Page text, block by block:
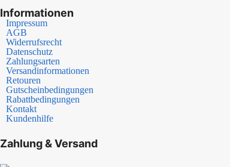
Informationen
Impressum
AGB
Widerrufsrecht
Datenschutz
Zahlungsarten
Versandinformationen
Retouren
Gutscheinbedingungen
Rabattbedingungen
Kontakt
Kundenhilfe
Zahlung & Versand